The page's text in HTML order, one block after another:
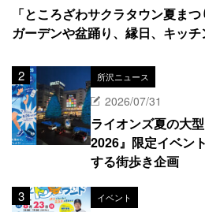
「ところざわサクラタウン夏ま
ガーデンや盆踊り、縁日、キッチ
所沢ニュース
2026/07/31
ライオンズ夏の大
2026』限定イベン
する街歩き企画
イベント